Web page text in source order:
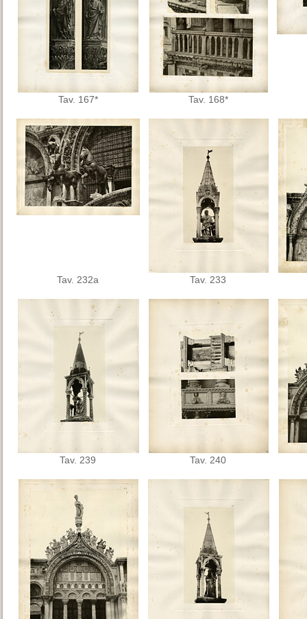
Tav. 167* Tav. 168*
Tav. 232a Tav. 233
Tav. 239 Tav. 240